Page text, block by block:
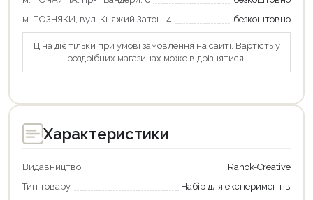
м. ПОЗНЯКИ, вул. Княжий Затон, 4
безкоштовно
Ціна діє тільки при умові замовлення на сайті. Вартість у
роздрібних магазинах може відрізнятися.
Характеристики
Видавництво
Ranok-Creative
Тип товару
Набір для експериментів